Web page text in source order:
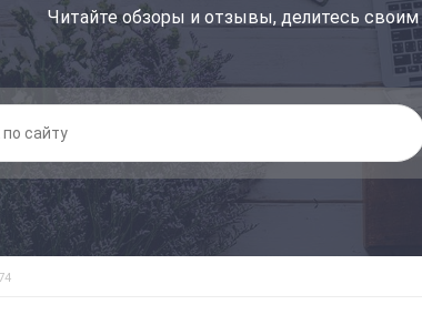
Читайте обзоры и отзывы, делитесь